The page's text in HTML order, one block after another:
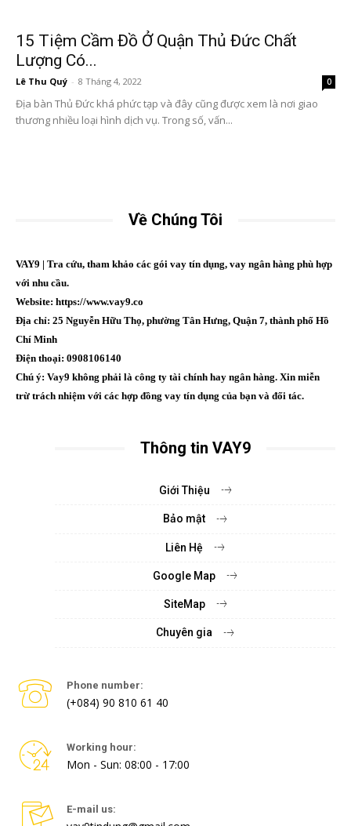
15 Tiệm Cầm Đồ Ở Quận Thủ Đức Chất
Lượng Có...
Lê Thu Quý - 8 Tháng 4, 2022 0
Địa bàn Thủ Đức khá phức tạp và đây cũng được xem là nơi giao
thương nhiều loại hình dịch vụ. Trong số, vấn...
Về Chúng Tôi
VAY9 | Tra cứu, tham khảo các gói vay tín dụng, vay ngân hàng phù hợp
với nhu cầu.
Website: https://www.vay9.co
Địa chỉ: 25 Nguyễn Hữu Thọ, phường Tân Hưng, Quận 7, thành phố Hồ
Chí Minh
Điện thoại: 0908106140
Chú ý: Vay9 không phải là công ty tài chính hay ngân hàng. Xin miễn
trừ trách nhiệm với các hợp đồng vay tín dụng của bạn và đối tác.
Thông tin VAY9
Giới Thiệu
Bảo mật
Liên Hệ
Google Map
SiteMap
Chuyên gia
Phone number:
(+084) 90 810 61 40
Working hour:
Mon - Sun: 08:00 - 17:00
E-mail us: